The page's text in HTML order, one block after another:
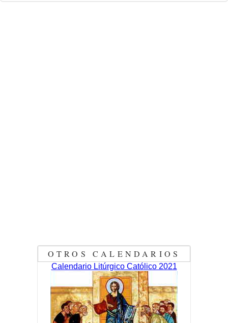
OTROS CALENDARIOS
Calendario Litúrgico Católico 2021